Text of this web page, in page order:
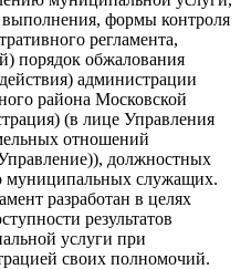
выполнения, формы контроля
регламента,
порядок обжалования
администрации
района Московской
(в лице Управления
отношений
должностных
муниципальных служащих.
разработан в целях
результатов
услуги при
своих полномочий.